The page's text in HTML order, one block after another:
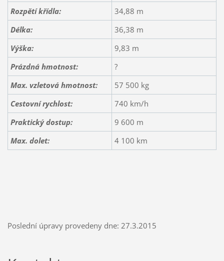
Rozpětí křídla:
34,88 m
Délka:
36,38 m
Výška:
9,83 m
Prázdná hmotnost:
?
Max. vzletová hmotnost:
57 500 kg
Cestovní rychlost:
740 km/h
Praktický dostup:
9 600 m
Max. dolet:
4 100 km
Poslední úpravy provedeny dne: 27.3.2015